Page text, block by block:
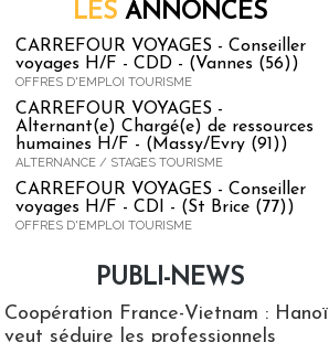
LES ANNONCES
CARREFOUR VOYAGES - Conseiller
voyages H/F - CDD - (Vannes (56))
OFFRES D'EMPLOI TOURISME
CARREFOUR VOYAGES -
Alternant(e) Chargé(e) de ressources
humaines H/F - (Massy/Evry (91))
ALTERNANCE / STAGES TOURISME
CARREFOUR VOYAGES - Conseiller
voyages H/F - CDI - (St Brice (77))
OFFRES D'EMPLOI TOURISME
PUBLI-NEWS
Coopération France-Vietnam : Hanoï
veut séduire les professionnels